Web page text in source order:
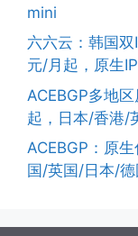
mini
六六云：韩国
元/月起，原生
ACEBGP多地
起，日本/香港/
ACEBGP：原
国/英国/日本/